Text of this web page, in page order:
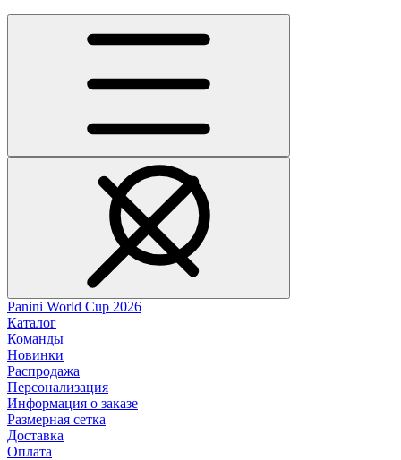
Panini World Cup 2026
Каталог
Команды
Новинки
Распродажа
Персонализация
Информация о заказе
Размерная сетка
Доставка
Оплата